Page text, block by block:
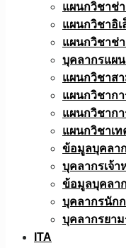
แผนกวิชาช่
แผนกวิชาอิ
แผนกวิชาช่
บุคลากรแผ
แผนกวิชาส
แผนกวิชาก
แผนกวิชากา
แผนกวิชาเ
ข้อมูลบุคลา
บุคลากรเจ้า
ข้อมูลบุคลา
บุคลากรนัก
บุคลากรยา
ITA